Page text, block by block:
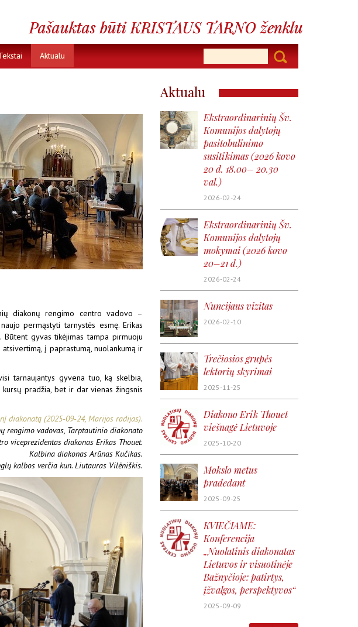
Aktualu
diakonų rengimo centro vadovo –
permąstyti tarnystės esmę. Erikas
gyvas tikėjimas tampa pirmuoju
į paprastumą, nuolankumą ir
tarnaujantys gyvena tuo, ką skelbia,
pradžia, bet ir dar vienas žingsnis
diakonatą (2025-09-24, Marijos radijas).
rengimo vadovas, Tarptautinio diakonato
viceprezidentas diakonas Erikas Thouet.
Kalbina diakonas Arūnas Kučikas.
kalbos verčia kun. Liutauras Vilėniškis.
Aktualu
Ekstraordinarinių Šv.
Komunijos dalytojų
pasitobulinimo
susitikimas (2026 kovo
20 d. 18.00– 20.30
val.)
2026-02-24
Ekstraordinarinių Šv.
Komunijos dalytojų
mokymai (2026 kovo
20–21 d.)
2026-02-24
Nuncijaus vizitas
2026-02-10
Trečiosios grupės
lektorių skyrimai
2025-11-25
Diakono Erik Thouet
viešnagė Lietuvoje
2025-10-20
Mokslo metus
pradedant
2025-09-25
KVIEČIAME:
Konferencija
„Nuolatinis diakonatas
Lietuvos ir visuotinėje
Bažnyčioje: patirtys,
įžvalgos, perspektyvos“
2025-09-09